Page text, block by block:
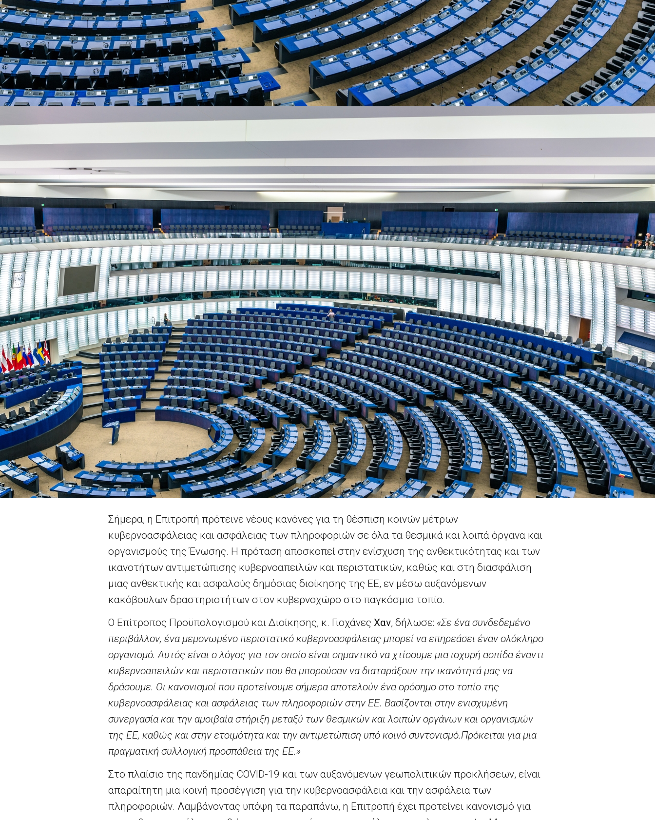
Σήμερα, η Επιτροπή πρότεινε νέους κανόνες για τη θέσπιση κοινών μέτρων
κυβερνοασφάλειας και ασφάλειας των πληροφοριών σε όλα τα θεσμικά και λοιπά όργανα και
οργανισμούς της Ένωσης. Η πρόταση αποσκοπεί στην ενίσχυση της ανθεκτικότητας και των
ικανοτήτων αντιμετώπισης κυβερνοαπειλών και περιστατικών, καθώς και στη διασφάλιση
μιας ανθεκτικής και ασφαλούς δημόσιας διοίκησης της ΕΕ, εν μέσω αυξανόμενων
κακόβουλων δραστηριοτήτων στον κυβερνοχώρο στο παγκόσμιο τοπίο.
Ο Επίτροπος Προϋπολογισμού και Διοίκησης, κ. Γιοχάνες Χαν, δήλωσε: «Σε ένα συνδεδεμένο
περιβάλλον, ένα μεμονωμένο περιστατικό κυβερνοασφάλειας μπορεί να επηρεάσει έναν ολόκληρο
οργανισμό. Αυτός είναι ο λόγος για τον οποίο είναι σημαντικό να χτίσουμε μια ισχυρή ασπίδα έναντι
κυβερνοαπειλών και περιστατικών που θα μπορούσαν να διαταράξουν την ικανότητά μας να
δράσουμε. Οι κανονισμοί που προτείνουμε σήμερα αποτελούν ένα ορόσημο στο τοπίο της
κυβερνοασφάλειας και ασφάλειας των πληροφοριών στην ΕΕ. Βασίζονται στην ενισχυμένη
συνεργασία και την αμοιβαία στήριξη μεταξύ των θεσμικών και λοιπών οργάνων και οργανισμών
της ΕΕ, καθώς και στην ετοιμότητα και την αντιμετώπιση υπό κοινό συντονισμό.Πρόκειται για μια
πραγματική συλλογική προσπάθεια της ΕΕ.»
Στο πλαίσιο της πανδημίας COVID-19 και των αυξανόμενων γεωπολιτικών προκλήσεων, είναι
απαραίτητη μια κοινή προσέγγιση για την κυβερνοασφάλεια και την ασφάλεια των
πληροφοριών. Λαμβάνοντας υπόψη τα παραπάνω, η Επιτροπή έχει προτείνει κανονισμό για